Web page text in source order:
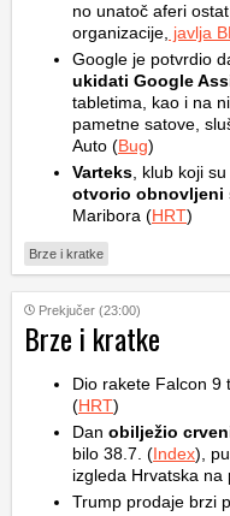
no unatoč aferi
organizacije, javlja
Google je potvrdio
ukidati Google
tabletima, kao i na
pametne satove,
Auto (Bug)
Varteks , klub koji
otvorio obnovljeni
Maribora (HRT)
Brze i kratke
Prekjučer (23:00)
Brze i kratke
Dio rakete Falcon 9
(HRT)
Dan obilježio
bilo 38.7. (Index),
izgleda Hrvatska na
Trump prodaje brzi